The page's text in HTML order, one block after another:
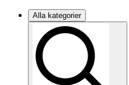
Alla kategorier